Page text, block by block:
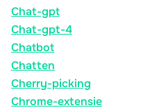
Chat-gpt
Chat-gpt-4
Chatbot
Chatten
Cherry-picking
Chrome-extensie